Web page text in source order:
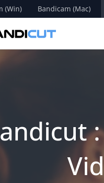
(Win) Bandicam (Mac)